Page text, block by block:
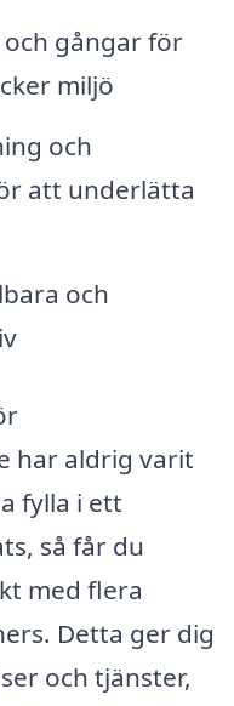
gångar för
miljö
och
att underlätta
och
har aldrig varit
fylla i ett
så får du
med flera
Detta ger dig
och tjänster,